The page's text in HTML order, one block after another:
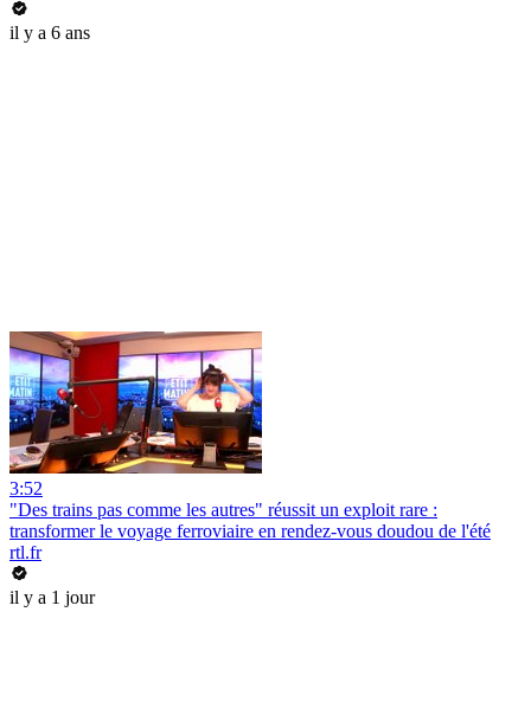
il y a 6 ans
3:52
"Des trains pas comme les autres" réussit un exploit rare :
transformer le voyage ferroviaire en rendez-vous doudou de l'été
rtl.fr
il y a 1 jour